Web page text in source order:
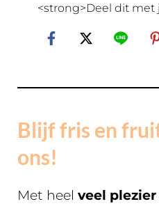
<strong>Deel dit met
Blijf fris en
ons!
Met heel veel plezier